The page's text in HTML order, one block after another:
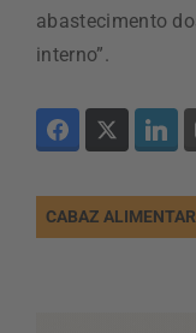
abastecimento
interno”.
CABAZ ALIMENTAR